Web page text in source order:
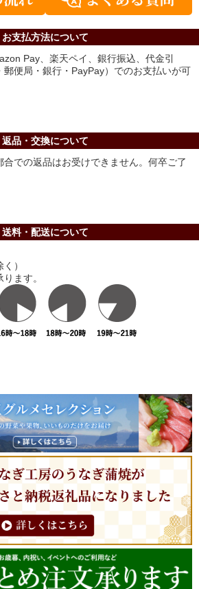
お支払方法について
Pay、楽天ペイ、銀行振込、代金引
便局・銀行・PayPay）でのお支払いが可
返品・交換について
での返品はお受けできません。何卒ご了
送料・配送について
）
ます。